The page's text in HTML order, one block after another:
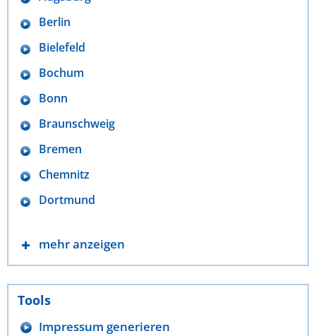
Berlin
Bielefeld
Bochum
Bonn
Braunschweig
Bremen
Chemnitz
Dortmund
mehr anzeigen
Tools
Impressum generieren